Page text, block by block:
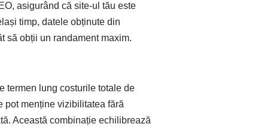
asigurând că site-ul tău este
timp, datele obținute din
să obții un randament maxim.
termen lung costurile totale de
pot menține vizibilitatea fără
Această combinație echilibrează